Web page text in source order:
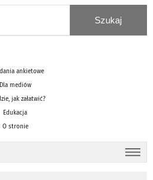
ankietowe
Dla mediów
jak załatwić?
Edukacja
O stronie